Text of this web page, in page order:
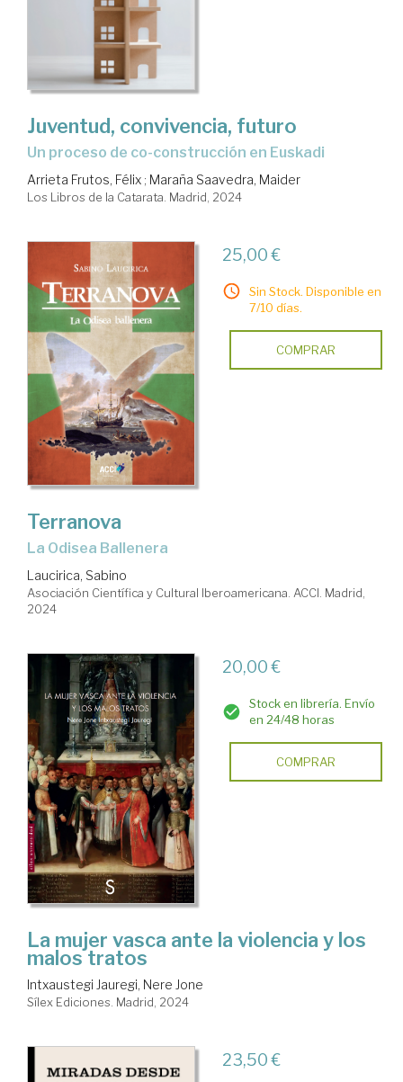
Juventud, convivencia, futuro
un proceso de co-construcción en Euskadi
Arrieta Frutos, Félix ; Maraña Saavedra, Maider
Los Libros de la Catarata. Madrid, 2024
25,00 €
Sin Stock. Disponible en
7/10 días.
COMPRAR
Terranova
La Odisea Ballenera
Laucirica, Sabino
Asociación Científica y Cultural Iberoamericana. ACCI. Madrid,
2024
20,00 €
Stock en librería. Envío
en 24/48 horas
COMPRAR
La mujer vasca ante la violencia y los
malos tratos
Intxaustegi Jauregi, Nere Jone
Sílex Ediciones. Madrid, 2024
23,50 €